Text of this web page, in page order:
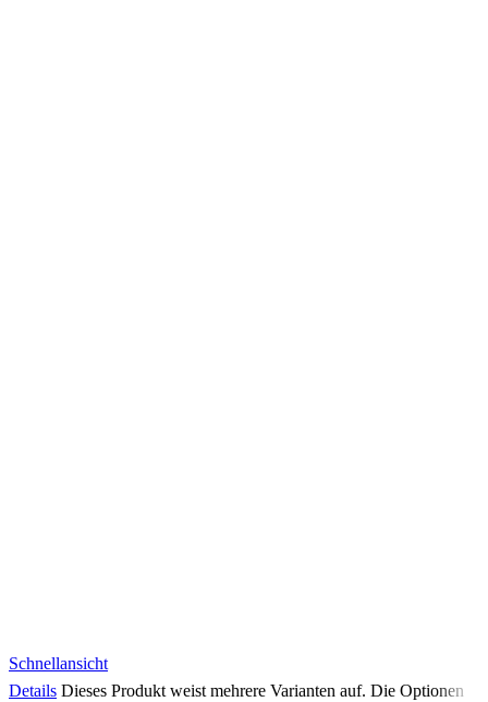
Schnellansicht
Details Dieses Produkt weist mehrere Varianten auf. Die Optionen